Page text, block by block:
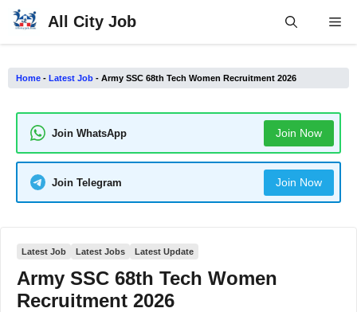
Skip
All City Job
Home - Latest Job - Army SSC 68th Tech Women Recruitment 2026
Join WhatsApp Join Now
Join Telegram Join Now
Latest Job Latest Jobs Latest Update
Army SSC 68th Tech Women
Recruitment 2026